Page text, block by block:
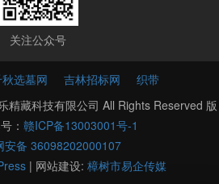
关注公众号
选墓网 吉林招标网
织带
精藏科技有限公司 All Rights Reserved 版
： 赣ICP备13003001号-1
安备 36098202000107
| 网站建设: 樟树市易企传媒